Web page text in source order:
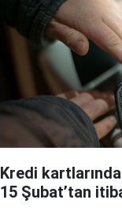
Kredi
15 Şubat’tan